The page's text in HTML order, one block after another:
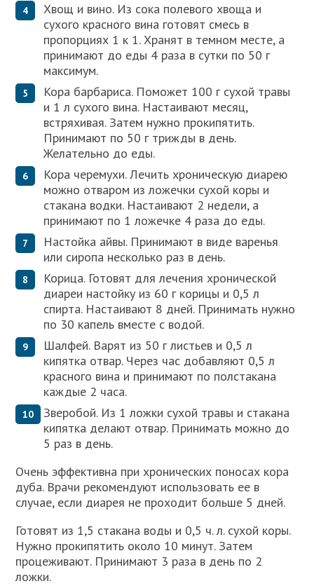
Хвощ и вино. Из сока полевого хвоща и
сухого красного вина готовят смесь в
пропорциях 1 к 1. Хранят в темном месте, а
принимают до еды 4 раза в сутки по 50 г
максимум.
Кора барбариса. Поможет 100 г сухой травы
и 1 л сухого вина. Настаивают месяц,
встряхивая. Затем нужно прокипятить.
Принимают по 50 г трижды в день.
Желательно до еды.
Кора черемухи. Лечить хроническую диарею
можно отваром из ложечки сухой коры и
стакана водки. Настаивают 2 недели, а
принимают по 1 ложечке 4 раза до еды.
Настойка айвы. Принимают в виде варенья
или сиропа несколько раз в день.
Корица. Готовят для лечения хронической
диареи настойку из 60 г корицы и 0,5 л
спирта. Настаивают 8 дней. Принимать нужно
по 30 капель вместе с водой.
Шалфей. Варят из 50 г листьев и 0,5 л
кипятка отвар. Через час добавляют 0,5 л
красного вина и принимают по полстакана
каждые 2 часа.
Зверобой. Из 1 ложки сухой травы и стакана
кипятка делают отвар. Принимать можно до
5 раз в день.
Очень эффективна при хронических поносах кора
дуба. Врачи рекомендуют использовать ее в
случае, если диарея не проходит больше 5 дней.
Готовят из 1,5 стакана воды и 0,5 ч. л. сухой коры.
Нужно прокипятить около 10 минут. Затем
процеживают. Принимают 3 раза в день по 2
ложки.